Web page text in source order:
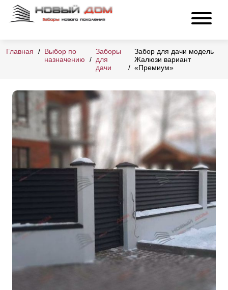
Главная
Выбор по
назначению
Заборы
для
дачи
Забор для дачи модель
Жалюзи вариант
«Премиум»